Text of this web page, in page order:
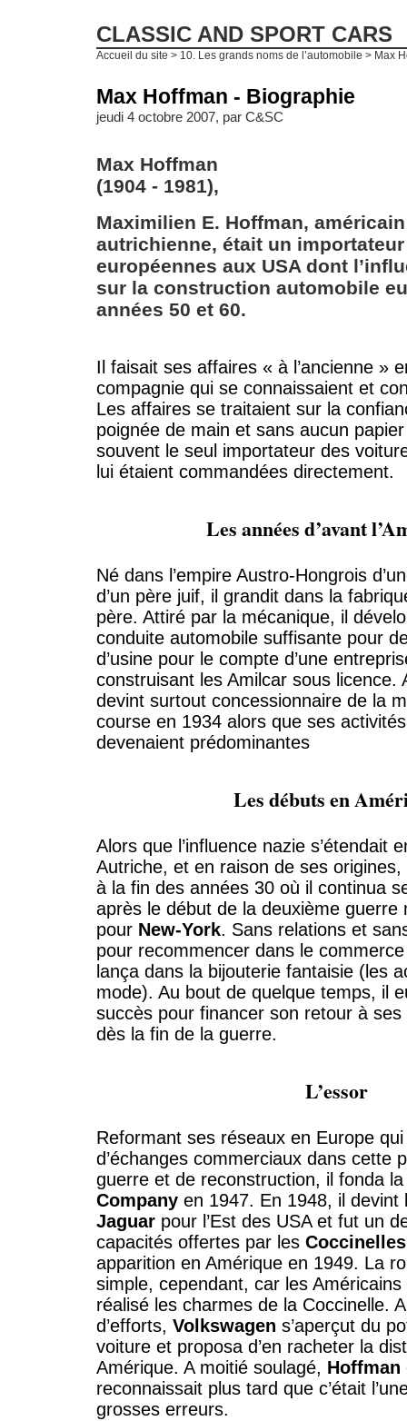
CLASSIC AND SPORT CARS
Accueil du site > 10. Les grands noms de l’automobile > Max
Max Hoffman - Biographie
jeudi 4 octobre 2007, par C&SC
Max Hoffman
(1904 - 1981),
Maximilien E. Hoffman,
autrichienne, était un
européennes aux USA dont
sur la construction automobile
années 50 et 60.
Il faisait ses affaires « à l’ancienne »
compagnie qui se connaissaient et
Les affaires se traitaient sur la
poignée de main et sans aucun
souvent le seul importateur des
lui étaient commandées directement.
Les années d’avant
Né dans l’empire Austro-Hongrois
d’un père juif, il grandit dans la
père. Attiré par la mécanique, il
conduite automobile suffisante pour
d’usine pour le compte d’une
construisant les Amilcar sous licence.
devint surtout concessionnaire de la
course en 1934 alors que ses
devenaient prédominantes
Les débuts en
Alors que l’influence nazie s’étendait
Autriche, et en raison de ses
à la fin des années 30 où il continua
après le début de la deuxième guerre
pour New-York. Sans relations et
pour recommencer dans le
lança dans la bijouterie fantaisie (les
mode). Au bout de quelque temps, il
succès pour financer son retour à
dès la fin de la guerre.
L’essor
Reformant ses réseaux en Europe
d’échanges commerciaux dans cette
guerre et de reconstruction, il fonda
Company en 1947. En 1948, il devint
Jaguar pour l’Est des USA et fut un
capacités offertes par les
apparition en Amérique en 1949. La
simple, cependant, car les Américains
réalisé les charmes de la Coccinelle.
d’efforts, Volkswagen s’aperçut du
voiture et proposa d’en racheter la
Amérique. A moitié soulagé, Hoffman
reconnaissait plus tard que c’était
grosses erreurs.